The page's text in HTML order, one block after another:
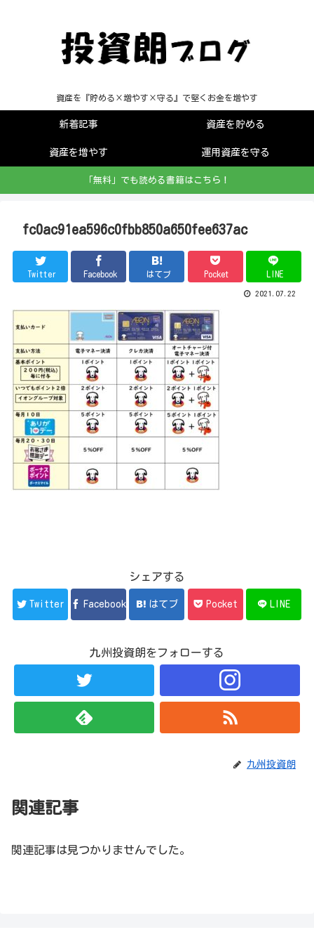
資産を『貯める×増やす×守る』で堅くお金を増やす
新着記事 資産を貯める
資産を増やす 運用資産を守る
「無料」でも読める書籍はこちら！
fc0ac91ea596c0fbb850a650fee637ac
Twitter Facebook はてブ Pocket LINE
2021.07.22
シェアする
Twitter Facebook はてブ Pocket LINE
九州投資朗をフォローする
九州投資朗
関連記事
関連記事は見つかりませんでした。